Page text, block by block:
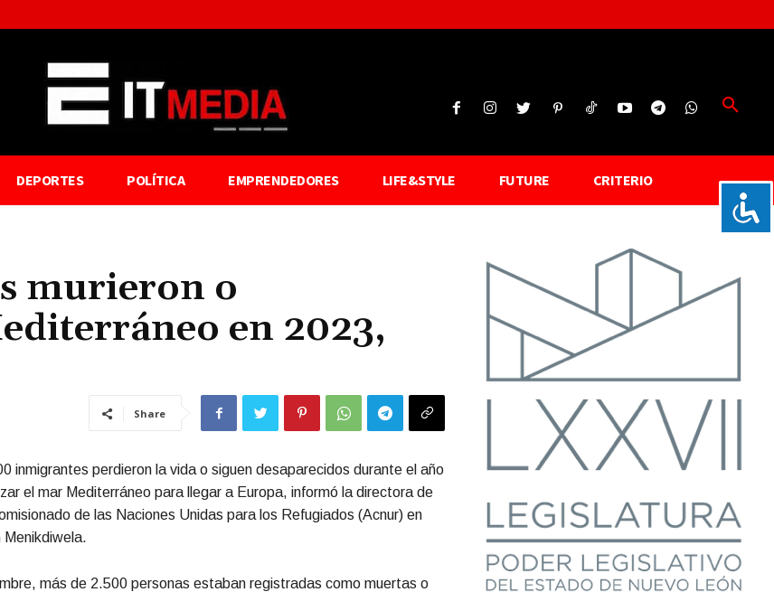
DEPORTES POLÍTICA EMPRENDEDORES LIFE&STYLE FUTURE CRITERIO
murieron o
en 2023,
Share
inmigrantes perdieron la vida o siguen desaparecidos durante el año
el mar Mediterráneo para llegar a Europa, informó la directora de
de las Naciones Unidas para los Refugiados (Acnur) en
Menikdiwela.
más de 2.500 personas estaban registradas como muertas o